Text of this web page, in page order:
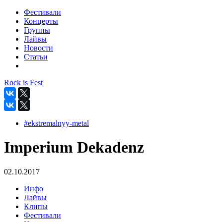
Фестивали
Концерты
Группы
Лайвы
Новости
Статьи
Rock is Fest
#ekstremalnyy-metal
Imperium Dekadenz
02.10.2017
Инфо
Лайвы
Клипы
Фестивали